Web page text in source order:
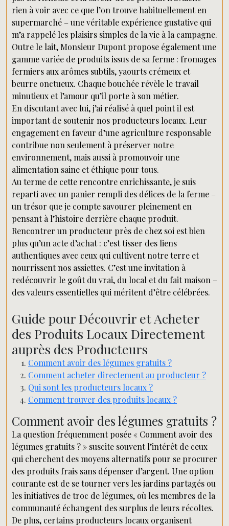
rien à voir avec ce que l’on trouve habituellement en
supermarché – une véritable expérience gustative qui
m’a rappelé les plaisirs simples de la vie à la campagne.
Outre le lait, Monsieur Dupont propose également une
gamme variée de produits issus de sa ferme : fromages
fermiers aux arômes subtils, yaourts crémeux et
beurre onctueux. Chaque bouchée révèle le travail
minutieux et l’amour qu’il porte à son métier.
En discutant avec lui, j’ai réalisé à quel point il est
important de soutenir nos producteurs locaux. Leur
engagement en faveur d’une agriculture responsable
contribue non seulement à préserver notre
environnement, mais aussi à promouvoir une
alimentation saine et éthique pour tous.
Au terme de cette rencontre enrichissante, je suis
reparti avec un panier rempli des délices de la ferme –
un trésor que je compte savourer pleinement en
pensant à l’histoire derrière chaque produit.
Rencontrer un producteur près de chez soi est bien
plus qu’un acte d’achat : c’est tisser des liens
authentiques avec ceux qui cultivent notre terre et
nourrissent nos assiettes. C’est une invitation à
redécouvrir le goût du vrai, du local et du fait maison –
des valeurs essentielles qui méritent d’être célébrées.
Guide pour Découvrir et Acheter
des Produits Locaux Directement
auprès des Producteurs
Comment avoir des légumes gratuits ?
Comment acheter directement au producteur ?
Qui sont les producteurs locaux ?
Comment trouver des produits locaux ?
Comment avoir des légumes gratuits ?
La question fréquemment posée « Comment avoir des
légumes gratuits ? » suscite souvent l’intérêt de ceux
qui cherchent des moyens alternatifs pour se procurer
des produits frais sans dépenser d’argent. Une option
courante est de se tourner vers les jardins partagés ou
les initiatives de troc de légumes, où les membres de la
communauté échangent des surplus de leurs récoltes.
De plus, certains producteurs locaux organisent